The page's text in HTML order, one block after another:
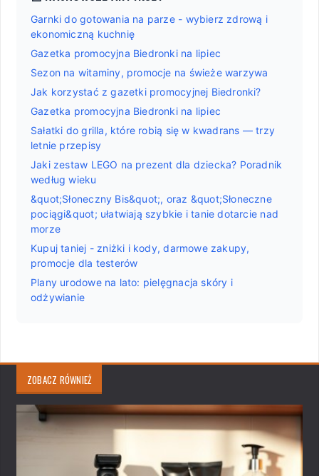
Garnki do gotowania na parze - wybierz zdrową i
ekonomiczną kuchnię
Gazetka promocyjna Biedronki na lipiec
Sezon na witaminy, promocje na świeże warzywa
Jak korzystać z gazetki promocyjnej Biedronki?
Gazetka promocyjna Biedronki na lipiec
Sałatki do grilla, które robią się w kwadrans — trzy
letnie przepisy
Jaki zestaw LEGO na prezent dla dziecka? Poradnik
według wieku
&quot;Słoneczny Bis&quot;, oraz &quot;Słoneczne
pociągi&quot; ułatwiają szybkie i tanie dotarcie nad
morze
Kupuj taniej - zniżki i kody, darmowe zakupy,
promocje dla testerów
Plany urodowe na lato: pielęgnacja skóry i
odżywianie
ZOBACZ RÓWNIEŻ